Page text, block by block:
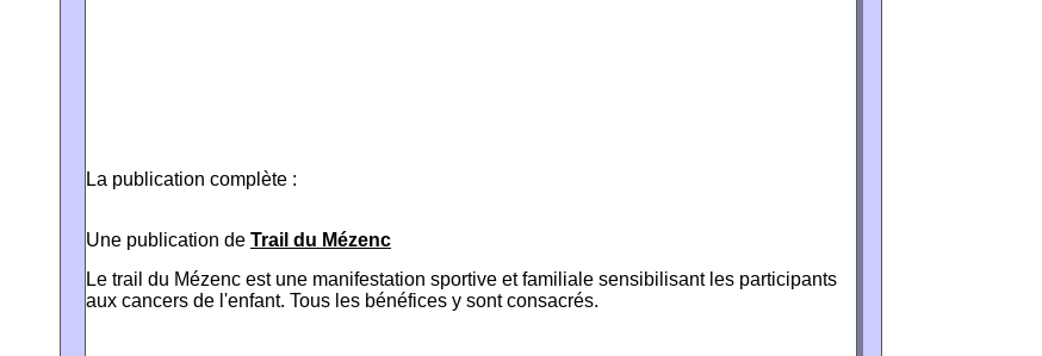
La publication complète :
Une publication de Trail du Mézenc
Le trail du Mézenc est une manifestation sportive et familiale sensibilisant les participants
aux cancers de l'enfant. Tous les bénéfices y sont consacrés.